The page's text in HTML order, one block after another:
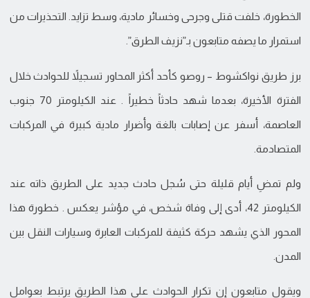
الخطورة، خلفت قتلى وجرحى وخسائر مادية، وسط تزايد. التحذيرات من
استمرار ما يصفه متابعون بـ”نزيف الطرق”.
برز طريق نواكشوط – روصو كأحد أكثر المحاور تسجيلاً للحوادث خلال
الفترة الأخيرة، بعدما شهد حادثاً خطيراً . عند الكيلومتر 70 جنوب
العاصمة، أسفر عن إصابات بالغة وأضرار مادية كبيرة في المركبات
المتصادمة.
ولم تمضِ أيام قليلة حتى سُجل حادث جديد على الطريق ذاته عند
الكيلومتر 42، أدى إلى وفاة شخص، في مؤشر يعكس . خطورة هذا
المحور الذي يشهد حركة كثيفة للمركبات العابرة وسيارات النقل بين
المدن.
ويقول متابعون إن تكرار الحوادث على هذا الطريق يرتبط بعوامل